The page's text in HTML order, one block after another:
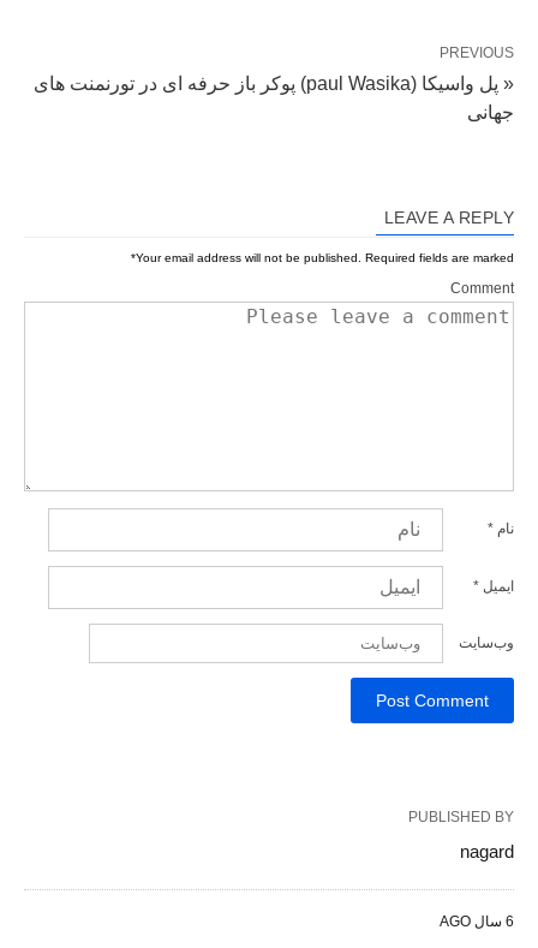
PREVIOUS
« پل واسیکا (paul Wasika) پوکر باز حرفه ای در تورنمنت های
جهانی
LEAVE A REPLY
Your email address will not be published. Required fields are marked
*
Comment
نام *
ایمیل *
وب‌سایت
PUBLISHED BY
nagard
6 سال AGO